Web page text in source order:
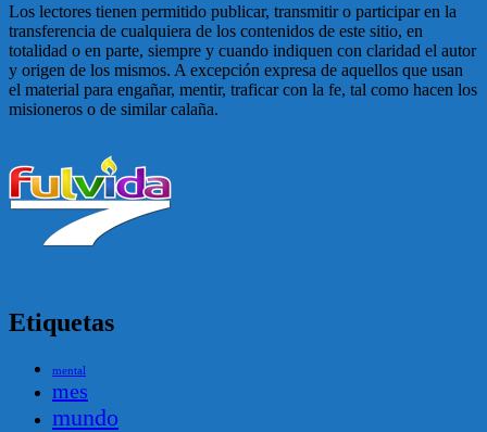
Los lectores tienen permitido publicar, transmitir o participar en la
transferencia de cualquiera de los contenidos de este sitio, en
totalidad o en parte, siempre y cuando indiquen con claridad el autor
y origen de los mismos. A excepción expresa de aquellos que usan
el material para engañar, mentir, traficar con la fe, tal como hacen los
misioneros o de similar calaña.
Etiquetas
mental
mes
mundo